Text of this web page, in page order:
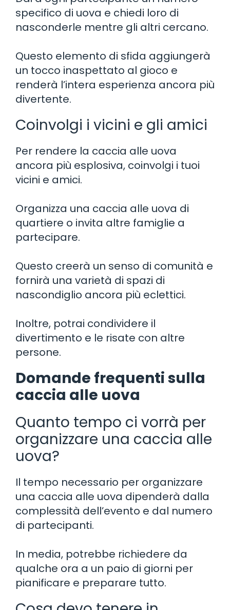
specifico di uova e chiedi loro di
nasconderle mentre gli altri cercano.
Questo elemento di sfida aggiungerà
un tocco inaspettato al gioco e
renderà l’intera esperienza ancora più
divertente.
Coinvolgi i vicini e gli amici
Per rendere la caccia alle uova
ancora più esplosiva, coinvolgi i tuoi
vicini e amici.
Organizza una caccia alle uova di
quartiere o invita altre famiglie a
partecipare.
Questo creerà un senso di comunità e
fornirà una varietà di spazi di
nascondiglio ancora più eclettici.
Inoltre, potrai condividere il
divertimento e le risate con altre
persone.
Domande frequenti sulla
caccia alle uova
Quanto tempo ci vorrà per
organizzare una caccia alle
uova?
Il tempo necessario per organizzare
una caccia alle uova dipenderà dalla
complessità dell’evento e dal numero
di partecipanti.
In media, potrebbe richiedere da
qualche ora a un paio di giorni per
pianificare e preparare tutto.